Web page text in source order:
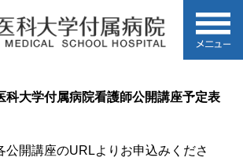
科大学付属病院看護師公開講座予定表
公開講座のURLよりお申込みくださ